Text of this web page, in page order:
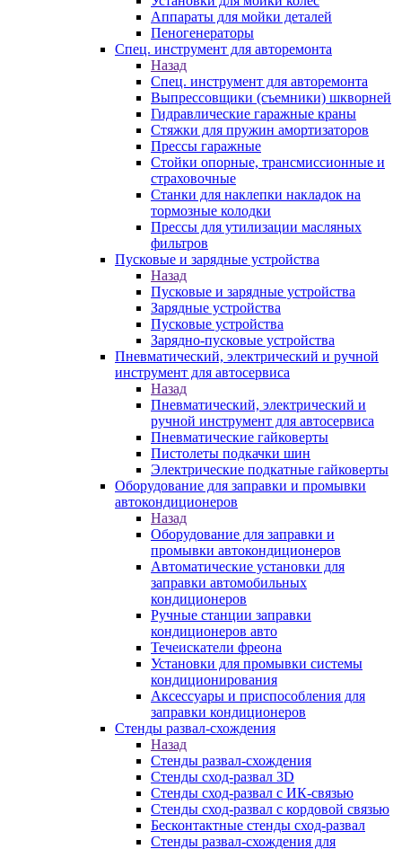
Аппараты для мойки деталей
Пеногенераторы
Спец. инструмент для авторемонта
Назад
Спец. инструмент для авторемонта
Выпрессовщики (съемники) шкворней
Гидравлические гаражные краны
Стяжки для пружин амортизаторов
Прессы гаражные
Стойки опорные, трансмиссионные и
страховочные
Станки для наклепки накладок на
тормозные колодки
Прессы для утилизации масляных
фильтров
Пусковые и зарядные устройства
Назад
Пусковые и зарядные устройства
Зарядные устройства
Пусковые устройства
Зарядно-пусковые устройства
Пневматический, электрический и ручной
инструмент для автосервиса
Назад
Пневматический, электрический и
ручной инструмент для автосервиса
Пневматические гайковерты
Пистолеты подкачки шин
Электрические подкатные гайковерты
Оборудование для заправки и промывки
автокондиционеров
Назад
Оборудование для заправки и
промывки автокондиционеров
Автоматические установки для
заправки автомобильных
кондиционеров
Ручные станции заправки
кондиционеров авто
Течеискатели фреона
Установки для промывки системы
кондиционирования
Аксессуары и приспособления для
заправки кондиционеров
Стенды развал-схождения
Назад
Стенды развал-схождения
Стенды сход-развал 3D
Стенды сход-развал с ИК-связью
Стенды сход-развал с кордовой связью
Бесконтактные стенды сход-развал
Стенды развал-схождения для